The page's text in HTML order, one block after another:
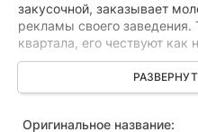
закусочной, заказывает
рекламы своего заведения.
квартала, его чествуют как
Неожиданно Ибо узнает,
ребенка. Роль отца не
Ибо с его отцом Мехметом
Оригинальное название: